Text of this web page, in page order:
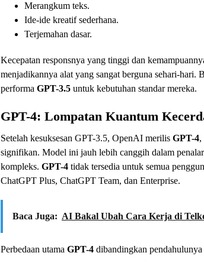
Merangkum teks.
Ide-ide kreatif sederhana.
Terjemahan dasar.
Kecepatan responsnya yang tinggi dan
menjadikannya alat yang sangat berguna sehari-hari.
performa GPT-3.5 untuk kebutuhan standar mereka.
GPT-4: Lompatan Kuantum
Setelah kesuksesan GPT-3.5, OpenAI merilis GPT-4,
signifikan. Model ini jauh lebih canggih dalam
kompleks. GPT-4 tidak tersedia untuk semua
ChatGPT Plus, ChatGPT Team, dan Enterprise.
Baca Juga: AI Bakal Ubah Cara Kerja di
Perbedaan utama GPT-4 dibandingkan